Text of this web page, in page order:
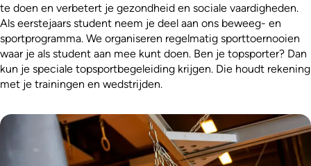
te doen en verbetert je gezondheid en sociale vaardigheden.
Als eerstejaars student neem je deel aan ons beweeg- en
sportprogramma. We organiseren regelmatig sporttoernooien
waar je als student aan mee kunt doen. Ben je topsporter? Dan
kun je speciale topsportbegeleiding krijgen. Die houdt rekening
met je trainingen en wedstrijden.